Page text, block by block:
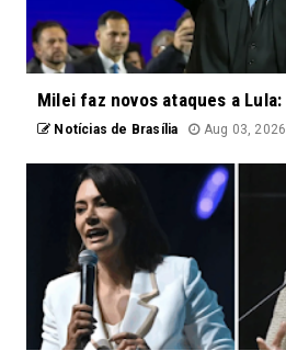
Milei faz novos ataques a
Notícias de Brasília Aug 03, 2026